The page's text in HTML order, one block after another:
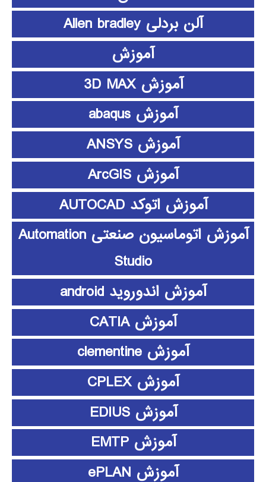
آلن بردلی Allen bradley
آموزش
آموزش 3D MAX
آموزش abaqus
آموزش ANSYS
آموزش ArcGIS
آموزش اتوکد AUTOCAD
آموزش اتوماسیون صنعتی Automation
Studio
آموزش اندوروید android
آموزش CATIA
آموزش clementine
آموزش CPLEX
آموزش EDIUS
آموزش EMTP
آموزش ePLAN